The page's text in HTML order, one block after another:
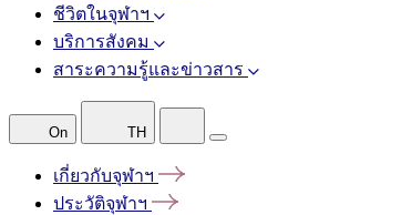
ชีวิตในจุฬาฯ
บริการสังคม
สาระความรู้และข่าวสาร
On TH
เกี่ยวกับจุฬาฯ
ประวัติจุฬาฯ